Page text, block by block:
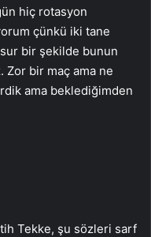
hiç rotasyon
çünkü iki tane
bir şekilde bunun
Zor bir maç ama ne
ama beklediğimden
Tekke, şu sözleri sarf